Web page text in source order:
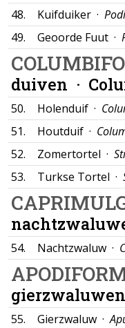
48.
Kuifduiker ·
49.
Geoorde Fuut ·
duiven ·
50. Holenduif ·
51.
Houtduif ·
52.
Zomertortel ·
53.
Turkse Tortel ·
54. Nachtzwaluw ·
55. Gierzwaluw ·